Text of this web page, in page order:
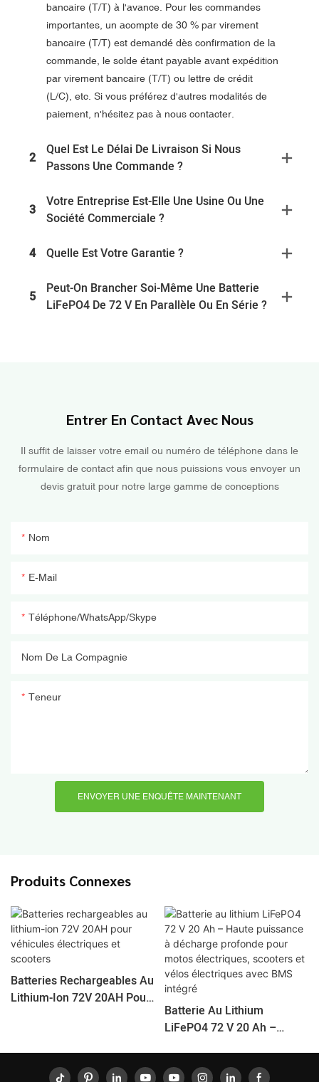
bancaire (T/T) à l'avance. Pour les commandes
importantes, un acompte de 30 % par virement
bancaire (T/T) est demandé dès confirmation de la
commande, le solde étant payable avant expédition
par virement bancaire (T/T) ou lettre de crédit
(L/C), etc. Si vous préférez d'autres modalités de
paiement, n'hésitez pas à nous contacter.
2
Quel Est Le Délai De Livraison Si Nous
Passons Une Commande ?
3
Votre Entreprise Est-Elle Une Usine Ou Une
Société Commerciale ?
4 Quelle Est Votre Garantie ?
5
Peut-On Brancher Soi-Même Une Batterie
LiFePO4 De 72 V En Parallèle Ou En Série ?
Entrer En Contact Avec Nous
Il suffit de laisser votre email ou numéro de téléphone dans le
formulaire de contact afin que nous puissions vous envoyer un
devis gratuit pour notre large gamme de conceptions
Nom
E-Mail
Téléphone/WhatsApp/Skype
Nom De La Compagnie
Teneur
ENVOYER UNE ENQUÊTE MAINTENANT
Produits Connexes
Batteries Rechargeables Au
Lithium-Ion 72V 20AH Pour
Batterie Au Lithium
LiFePO4 72 V 20 Ah –